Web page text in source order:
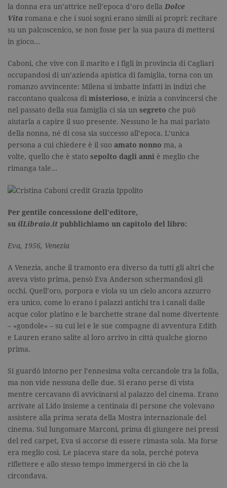
la donna era un’attrice nell’epoca d’oro della Dolce
Vita romana e che i suoi sogni erano simili ai propri: recitare
su un palcoscenico, se non fosse per la sua paura di mettersi
in gioco…
Caboni, che vive con il marito e i figli in provincia di Cagliari
occupandosi di un’azienda apistica di famiglia, torna con un
romanzo avvincente: Milena si imbatte infatti in indizi che
raccontano qualcosa di misterioso, e inizia a convincersi che
nel passato della sua famiglia ci sia un segreto che può
aiutarla a capire il suo presente. Nessuno le ha mai parlato
della nonna, né di cosa sia successo all’epoca. L’unica
persona a cui chiedere è il suo amato nonno ma, a
volte, quello che è stato sepolto dagli anni è meglio che
rimanga tale…
Per gentile concessione dell’editore,
su ilLibraio.it pubblichiamo un capitolo del libro:
Eva, 1956, Venezia
A Venezia, anche il tramonto era diverso da tutti gli altri che
aveva visto prima, pensò Eva Anderson schermandosi gli
occhi. Quell’oro, porpora e viola su un cielo ancora azzurro
era unico, come lo erano i palazzi antichi tra i canali dalle
acque color platino e le barchette strane dal nome divertente
– «gondole» – su cui lei e le sue compagne di avventura Edith
e Lauren erano salite al loro arrivo in città qualche giorno
prima.
Si guardò intorno per l’ennesima volta cercandole tra la folla,
ma non vide nessuna delle due. Si erano perse di vista
mentre cercavano di avvicinarsi al palazzo del cinema. Erano
arrivate al Lido insieme a centinaia di persone che volevano
assistere alla prima serata della Mostra internazionale del
cinema. Sul lungomare Marconi, prima di giungere nei pressi
del red carpet, Eva si accorse di essere rimasta sola. Ma forse
era meglio così. Le piaceva stare da sola, perché poteva
riflettere e allo stesso tempo immergersi in ciò che la
circondava.